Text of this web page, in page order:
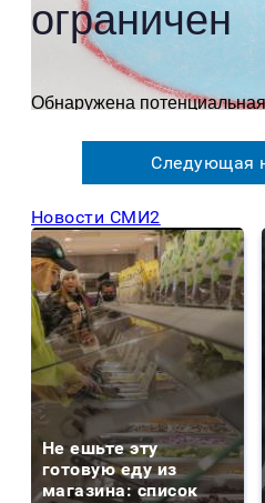
Следующая
Новости СМИ2
Не ешьте эту
готовую еду из
магазина: список